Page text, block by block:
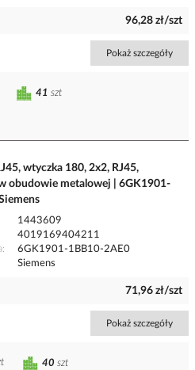
96,28 zł/szt
Pokaż szczegóły
41 szt
wtyczka 180, 2x2, RJ45,
obudowie metalowej | 6GK1901-
1443609
4019169404211
6GK1901-1BB10-2AE0
Siemens
71,96 zł/szt
Pokaż szczegóły
40 szt